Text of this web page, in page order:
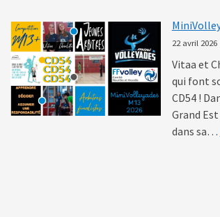
22 avril 2026
Vitaa et
qui font
CD54 !
Grand
dans sa…